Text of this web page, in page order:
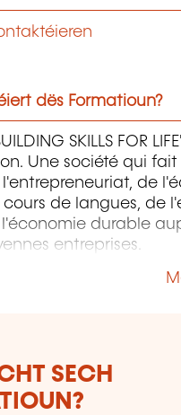
dës Formatioun?
SKILLS FOR
Une société qui fait
de
de langues, de
durable
entreprises.
SECH